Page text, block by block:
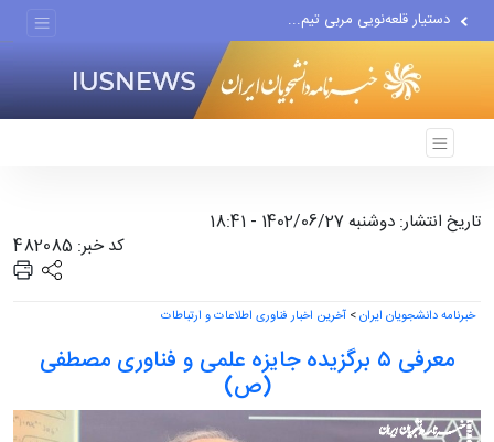
دستیار قلعه‌نویی مربی تیم...
اقتصاددان معروف آمریکایی:...
انتشار اخبار جعلی توسط...
تاریخ انتشار: دوشنبه 1402/06/27 - 18:41
کد خبر: 482085
خبرنامه دانشجویان ایران> آخرین اخبار فناوری اطلاعات و ارتباطات
معرفی ۵ برگزیده جایزه علمی و فناوری مصطفی
(ص)